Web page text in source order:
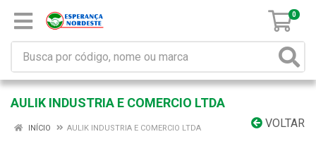
0
AULIK INDUSTRIA E COMERCIO LTDA
VOLTAR
INÍCIO AULIK INDUSTRIA E COMERCIO LTDA